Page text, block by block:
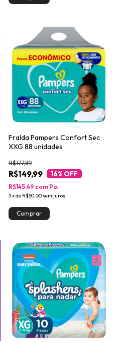
Fralda Pampers Confort Sec
XXG 88 unidades
R$149,99
R$177,89
16% OFF
3xde R$50,00 sem juros
R$145,49 com Pix